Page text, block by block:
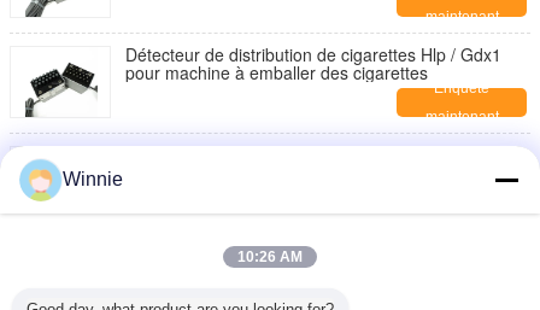
maintenant
Détecteur de distribution de cigarettes Hlp / Gdx1
pour machine à emballer des cigarettes
Enquête
maintenant
tabac
maintenant
Détecteur de cigarettes défectueuses sensibles au
magnétisme de la machine HLP, bout lâche, filtre
Winnie
10:26 AM